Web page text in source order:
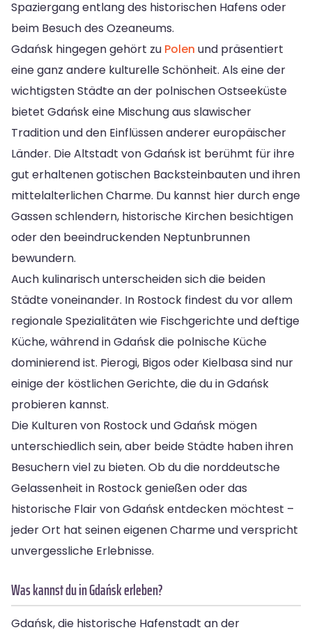
Spaziergang entlang des historischen Hafens oder
beim Besuch des Ozeaneums.
Gdańsk hingegen gehört zu Polen und präsentiert
eine ganz andere kulturelle Schönheit. Als eine der
wichtigsten Städte an der polnischen Ostseeküste
bietet Gdańsk eine Mischung aus slawischer
Tradition und den Einflüssen anderer europäischer
Länder. Die Altstadt von Gdańsk ist berühmt für ihre
gut erhaltenen gotischen Backsteinbauten und ihren
mittelalterlichen Charme. Du kannst hier durch enge
Gassen schlendern, historische Kirchen besichtigen
oder den beeindruckenden Neptunbrunnen
bewundern.
Auch kulinarisch unterscheiden sich die beiden
Städte voneinander. In Rostock findest du vor allem
regionale Spezialitäten wie Fischgerichte und deftige
Küche, während in Gdańsk die polnische Küche
dominierend ist. Pierogi, Bigos oder Kielbasa sind nur
einige der köstlichen Gerichte, die du in Gdańsk
probieren kannst.
Die Kulturen von Rostock und Gdańsk mögen
unterschiedlich sein, aber beide Städte haben ihren
Besuchern viel zu bieten. Ob du die norddeutsche
Gelassenheit in Rostock genießen oder das
historische Flair von Gdańsk entdecken möchtest –
jeder Ort hat seinen eigenen Charme und verspricht
unvergessliche Erlebnisse.
Was kannst du in Gdańsk erleben?
Gdańsk, die historische Hafenstadt an der